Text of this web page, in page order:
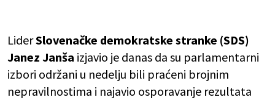
LiderSlovenačke demokratske stranke (SDS)
Janez Janša izjavio je danas da su parlamentarni
izbori održani u nedelju bili praćeni brojnim
nepravilnostima i najavio osporavanje rezultata